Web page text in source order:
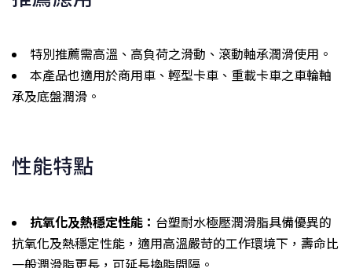
特別推薦需高溫、高負荷之滑動、滾動軸承潤滑使用。
本產品也適用於商用車、輕型卡車、重載卡車之車輪軸
承及底盤潤滑。
性能特點
抗氧化及熱穩定性能： 台塑耐水極壓潤滑脂具備優異的
抗氧化及熱穩定性能，適用高溫嚴苛的工作環境下，壽命比
一般潤滑脂更長，可延長換脂間隔。